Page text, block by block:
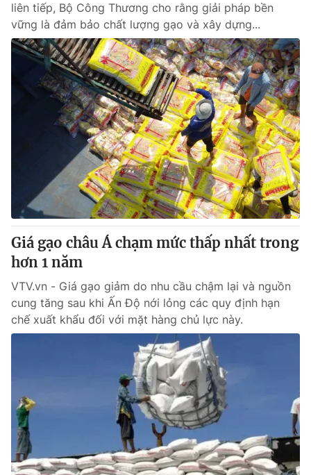
liên tiếp, Bộ Công Thương cho rằng giải pháp bền
vững là đảm bảo chất lượng gạo và xây dựng...
Giá gạo châu Á chạm mức thấp nhất trong
hơn 1 năm
VTV.vn - Giá gạo giảm do nhu cầu chậm lại và nguồn
cung tăng sau khi Ấn Độ nới lỏng các quy định hạn
chế xuất khẩu đối với mặt hàng chủ lực này.